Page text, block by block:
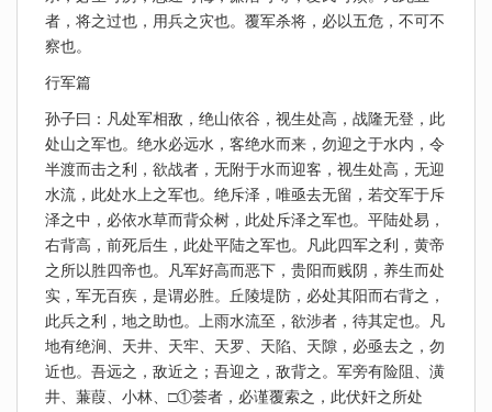
者，将之过也，用兵之灾也。覆军杀将，必以五危，不可不
察也。
行军篇
孙子曰：凡处军相敌，绝山依谷，视生处高，战隆无登，此
处山之军也。绝水必远水，客绝水而来，勿迎之于水内，令
半渡而击之利，欲战者，无附于水而迎客，视生处高，无迎
水流，此处水上之军也。绝斥泽，唯亟去无留，若交军于斥
泽之中，必依水草而背众树，此处斥泽之军也。平陆处易，
右背高，前死后生，此处平陆之军也。凡此四军之利，黄帝
之所以胜四帝也。凡军好高而恶下，贵阳而贱阴，养生而处
实，军无百疾，是谓必胜。丘陵堤防，必处其阳而右背之，
此兵之利，地之助也。上雨水流至，欲涉者，待其定也。凡
地有绝涧、天井、天牢、天罗、天陷、天隙，必亟去之，勿
近也。吾远之，敌近之；吾迎之，敌背之。军旁有险阻、潢
井、蒹葭、小林、□①荟者，必谨覆索之，此伏奸之所处